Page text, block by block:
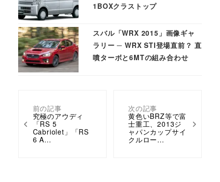
前の記事
究極のアウディ
「RS 5
Cabriolet」「RS
6 A…
次の記事
黄色いBRZ等で富
士重工、2013ジ
ャパンカップサイ
クルロー…
1BOXクラストップ
スバル「WRX 2015」画像ギャ
ラリー ─ WRX STI登場直前？ 直
噴ターボと6MTの組み合わせ